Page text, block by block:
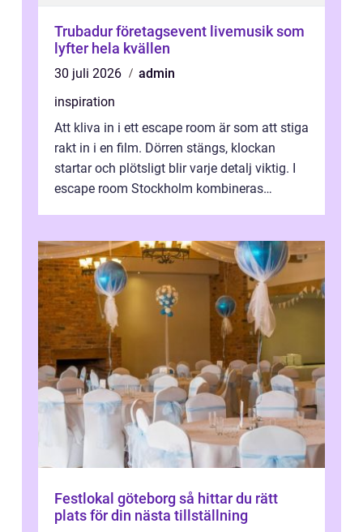
Trubadur företagsevent livemusik som
lyfter hela kvällen
30 juli 2026
admin
inspiration
Att kliva in i ett escape room är som att stiga
rakt in i en film. Dörren stängs, klockan
startar och plötsligt blir varje detalj viktig. I
escape room Stockholm kombineras
Festlokal göteborg så hittar du rätt
plats för din nästa tillställning